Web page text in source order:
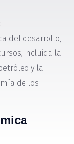
del desarrollo,
incluida la
y la
de los